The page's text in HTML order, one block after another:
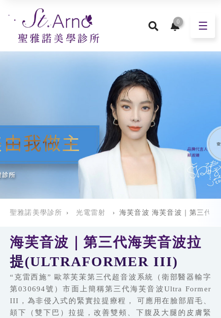
0
聖雅諾美學診所 › 光電雷射 › 海芙音波 海芙音波｜第三代
海芙音波｜第三代海芙音波拉
提(ULTRAFORMER III)
“克雷西施” 歐萃芙茉第三代超音波系統（衛部醫器輸字
第030694號）市面上簡稱第三代海芙音波Ultra Former
III，為非侵入式的緊實拉提療程， 可應用在臉部眉毛、
頦下（雙下巴）拉提，改善雙頰、下腹及大腿的皮膚緊